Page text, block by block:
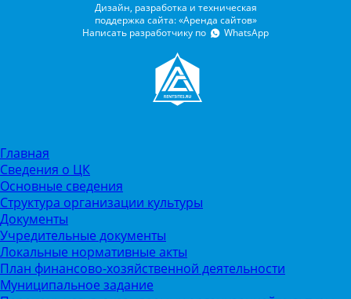
Дизайн, разработка и техническая
поддержка сайта: «Аренда сайтов»
Написать разработчику по
WhatsApp
Главная
Сведения о ЦК
Основные сведения
Структура организации культуры
Документы
Учредительные документы
Локальные нормативные акты
План финансово-хозяйственной деятельности
Муниципальное задание